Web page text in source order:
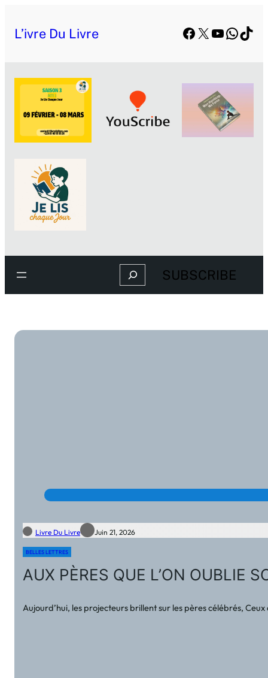
L’ivre Du Livre Facebook
X YouTube
Search SUBSCRIBE
Livre Du Livre Juin 21, 2026
BELLES LETTRES
AUX PÈRES QUE L’ON OUBLIE
Aujourd’hui, les projecteurs brillent sur les pères célébrés,